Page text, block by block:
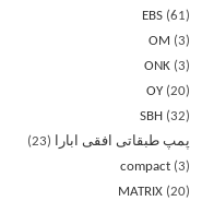
EBS 61
OM
3
ONK 3
OY 20
SBH
32
پمپ طبقاتی افقی ابارا
23
compact 3
MATRIX 20